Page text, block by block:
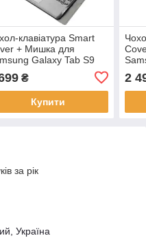
клавіатура Smart
+ Мишка для
Galaxy Tab S9
₴
Купити
2
за рік
Україна